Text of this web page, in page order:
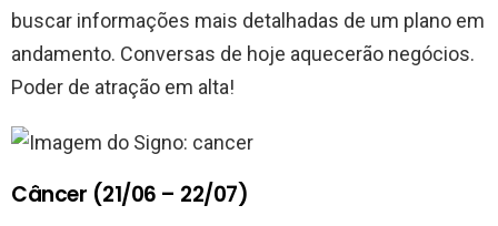
buscar informações mais detalhadas de um plano em
andamento. Conversas de hoje aquecerão negócios.
Poder de atração em alta!
Câncer (21/06 – 22/07)